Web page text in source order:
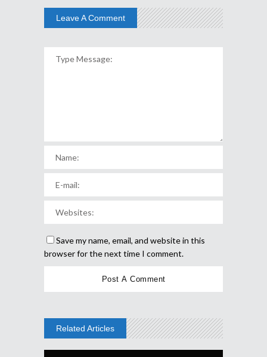
Leave A Comment
Save my name, email, and website in this
browser for the next time I comment.
Related Articles